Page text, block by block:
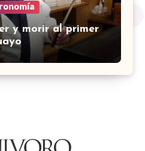
y morir al primer